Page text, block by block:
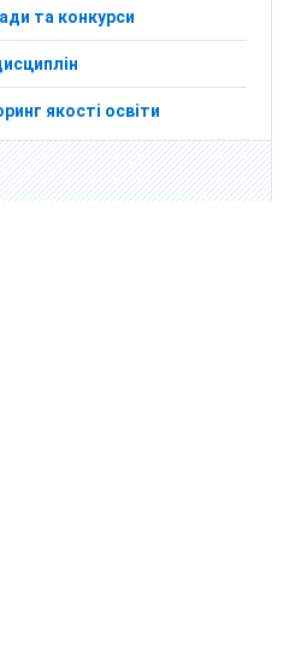
та конкурси
якості освіти